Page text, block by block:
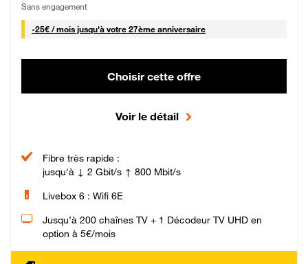
Sans engagement
-25€ / mois25 € par mois
jusqu'à votre 27ème anniversaire
Choisir cette offre
Voir le détail
Fibre très rapide :
jusqu'à ↓ 2 Gbit/s ↑ 800 Mbit/s
Livebox 6 : Wifi 6E
Jusqu’à 200 chaînes TV + 1 Décodeur TV UHD en
option à 5€/mois